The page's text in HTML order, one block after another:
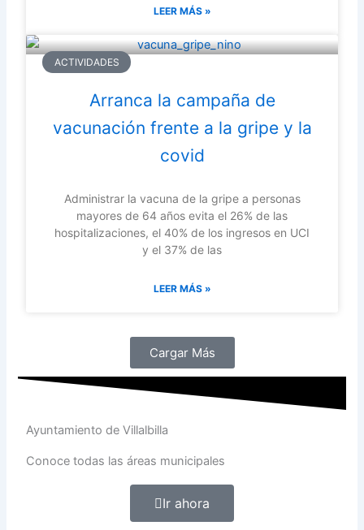
LEER MÁS »
ACTIVIDADES
Arranca la campaña de
vacunación frente a la gripe y la
covid
Administrar la vacuna de la gripe a personas
mayores de 64 años evita el 26% de las
hospitalizaciones, el 40% de los ingresos en UCI
y el 37% de las
LEER MÁS »
Cargar Más
Ayuntamiento de Villalbilla
Conoce todas las áreas municipales
Ir ahora